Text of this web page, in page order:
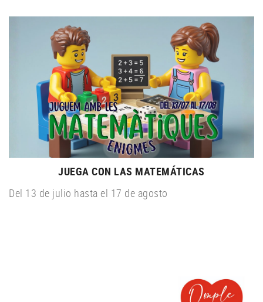
JUEGA CON LAS MATEMÁTICAS
Del 13 de julio hasta el 17 de agosto